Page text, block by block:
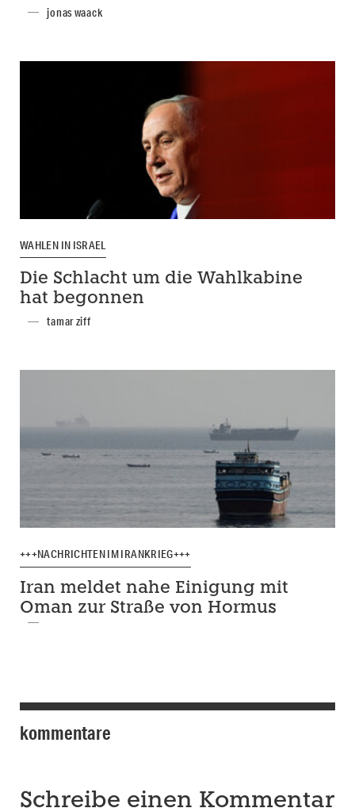
jonas waack
WAHLEN IN ISRAEL
Die Schlacht um die Wahlkabine
hat begonnen
tamar ziff
+++NACHRICHTEN IM IRANKRIEG+++
Iran meldet nahe Einigung mit
Oman zur Straße von Hormus
kommentare
Schreibe einen Kommentar